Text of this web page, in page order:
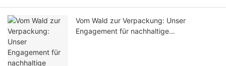
Vom Wald zur Verpackung: Unser
Engagement für nachhaltige